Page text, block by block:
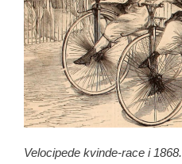
Velocipede kvinde-race i 1868.